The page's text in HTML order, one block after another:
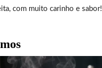
com muito carinho e sabor!